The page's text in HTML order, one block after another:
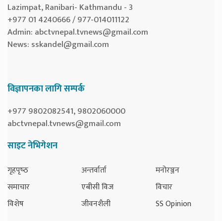
Lazimpat, Ranibari- Kathmandu - 3
+977 01 4240666 / 977-014011122
Admin: abctvnepal.tvnews@gmail.com
News: sskandel@gmail.com
विज्ञापनका लागि सम्पर्क
+977 9802082541, 9802060000
abctvnepal.tvnews@gmail.com
साइट नेभिगेशन
गृहपृष्‍ठ
समाचार
विशेष
अन्तर्वार्ता
एबीसी विज
जीवनशैली
मनोरञ्जन
विचार
SS Opinion